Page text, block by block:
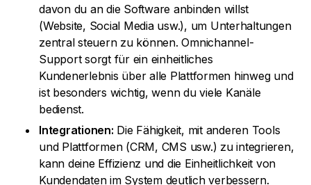
davon du an die Software anbinden willst
(Website, Social Media usw.), um Unterhaltungen
zentral steuern zu können. Omnichannel-
Support sorgt für ein einheitliches
Kundenerlebnis über alle Plattformen hinweg und
ist besonders wichtig, wenn du viele Kanäle
bedienst.
Integrationen: Die Fähigkeit, mit anderen Tools
und Plattformen (CRM, CMS usw.) zu integrieren,
kann deine Effizienz und die Einheitlichkeit von
Kundendaten im System deutlich verbessern.